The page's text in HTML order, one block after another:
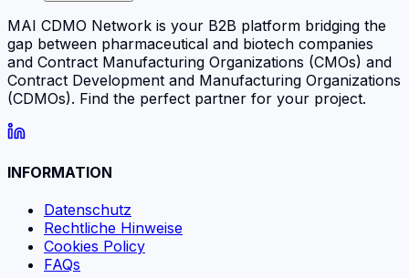
MAI CDMO Network is your B2B platform bridging the
gap between pharmaceutical and biotech companies
and Contract Manufacturing Organizations (CMOs) and
Contract Development and Manufacturing Organizations
(CDMOs). Find the perfect partner for your project.
INFORMATION
Datenschutz
Rechtliche Hinweise
Cookies Policy
FAQs